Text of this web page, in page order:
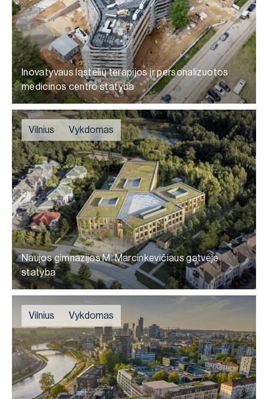
Inovatyvaus ląstelių terapijos ir personalizuotos
medicinos centro statyba
Vilnius Vykdomas
Naujos gimnazijos M. Marcinkevičiaus gatvėje
statyba
Vilnius Vykdomas